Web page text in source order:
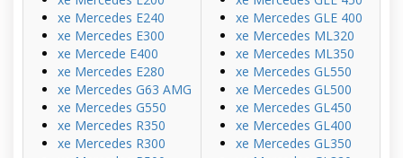
xe Mercedes E240
xe Mercedes E300
xe Mercede E400
xe Mercedes E280
xe Mercedes G63 AMG
xe Mercedes G550
xe Mercedes R350
xe Mercedes R300
xe Mercedes GLE 400
xe Mercedes ML320
xe Mercedes ML350
xe Mercedes GL550
xe Mercedes GL500
xe Mercedes GL450
xe Mercedes GL400
xe Mercedes GL350